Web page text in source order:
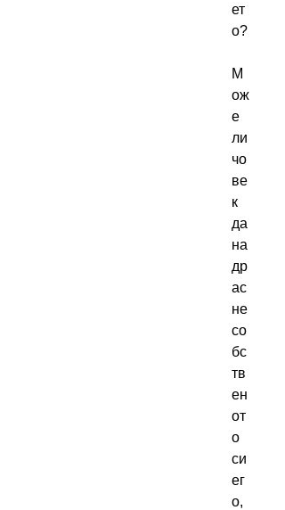
ет
о?
М
ож
е
ли
чо
ве
к
да
на
др
ас
не
со
бс
тв
ен
от
о
си
ег
о,